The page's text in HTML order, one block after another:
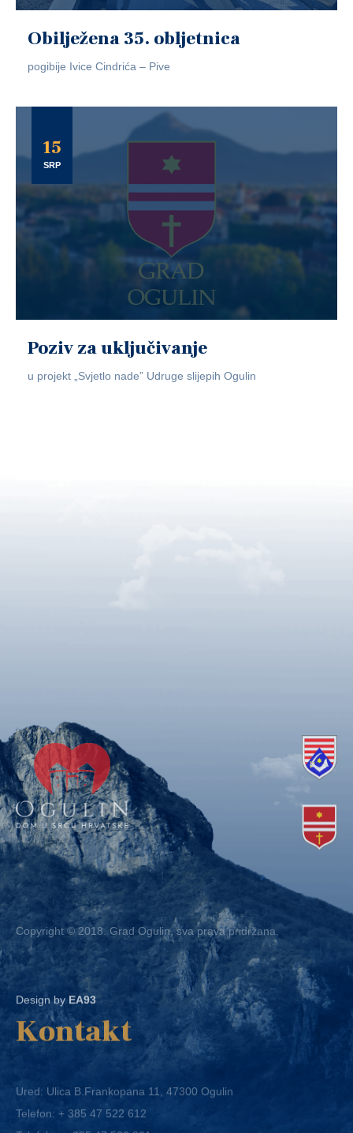
Obilježena 35. obljetnica
pogibije Ivice Cindrića – Pive
15
SRP
Poziv za uključivanje
u projekt „Svjetlo nade” Udruge slijepih Ogulin
Copyright © 2018. Grad Ogulin, sva prava pridržana.
Design byEA93
Kontakt
Ured: Ulica B.Frankopana 11, 47300 Ogulin
Telefon:+ 385 47 522 612
Telefaks:+ 385 47 522 821